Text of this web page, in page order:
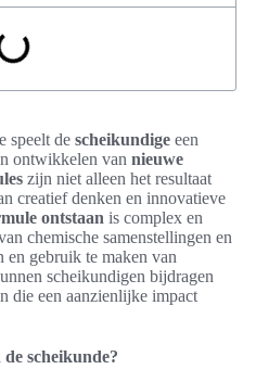
speelt de scheikundige een
ontwikkelen van nieuwe
zijn niet alleen het resultaat
creatief denken en innovatieve
ontstaan is complex en
chemische samenstellingen en
en gebruik te maken van
scheikundigen bijdragen
die een aanzienlijke impact
scheikunde?